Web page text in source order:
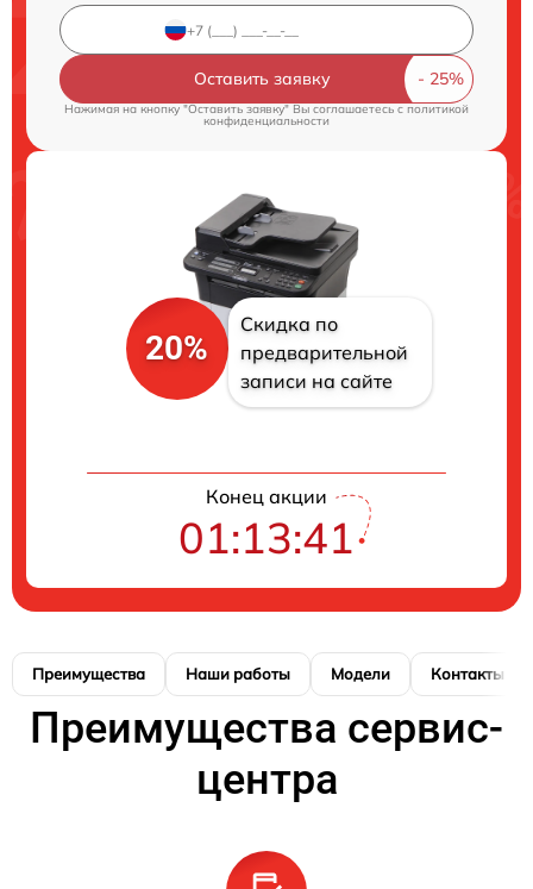
Оставить заявку
Нажимая на кнопку "Оставить заявку" Вы соглашаетесь c политикой
конфиденциальности
20%
Скидка по
предварительной
записи на сайте
Конец акции
01:13:40
Преимущества Наши работы Модели Контакты
Преимущества сервис-
центра